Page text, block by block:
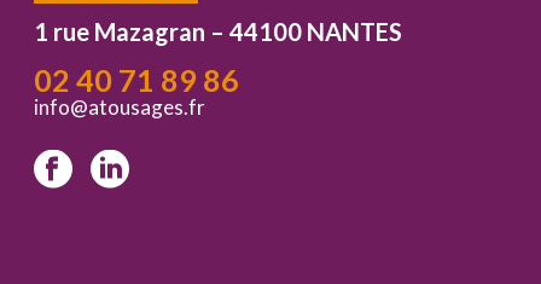
1 rue Mazagran – 44100 NANTES
02 40 71 89 86
info@atousages.fr